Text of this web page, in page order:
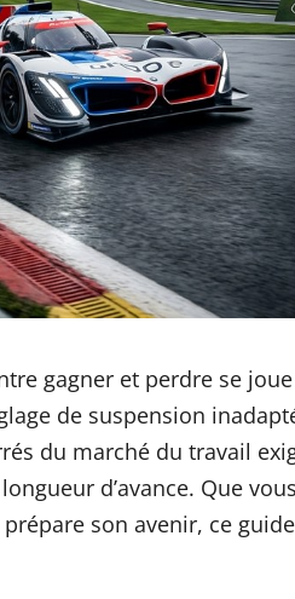
gagner et perdre se
de suspension
du marché du travail
d’avance. Que
son avenir, ce